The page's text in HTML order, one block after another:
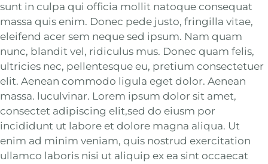
sunt in culpa qui officia mollit natoque consequat
massa quis enim. Donec pede justo, fringilla vitae,
eleifend acer sem neque sed ipsum. Nam quam
nunc, blandit vel, ridiculus mus. Donec quam felis,
ultricies nec, pellentesque eu, pretium consectetuer
elit. Aenean commodo ligula eget dolor. Aenean
massa. luculvinar. Lorem ipsum dolor sit amet,
consectet adipiscing elit,sed do eiusm por
incididunt ut labore et dolore magna aliqua. Ut
enim ad minim veniam, quis nostrud exercitation
ullamco laboris nisi ut aliquip ex ea sint occaecat